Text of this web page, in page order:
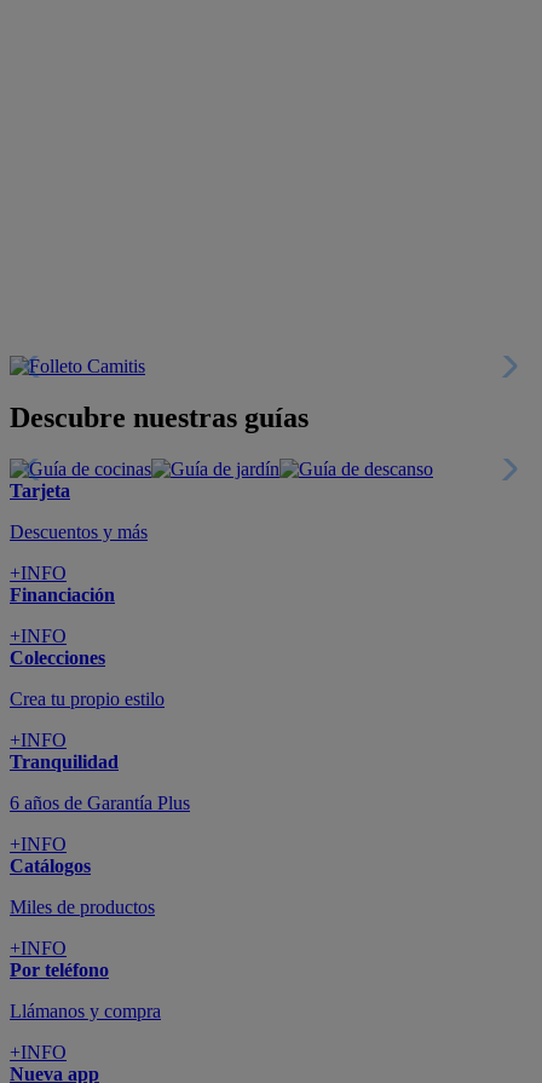
Descubre nuestras guías
Tarjeta
Descuentos y más
+INFO
Financiación
+INFO
Colecciones
Crea tu propio estilo
+INFO
Tranquilidad
6 años de Garantía Plus
+INFO
Catálogos
Miles de productos
+INFO
Por teléfono
Llámanos y compra
+INFO
Nueva app